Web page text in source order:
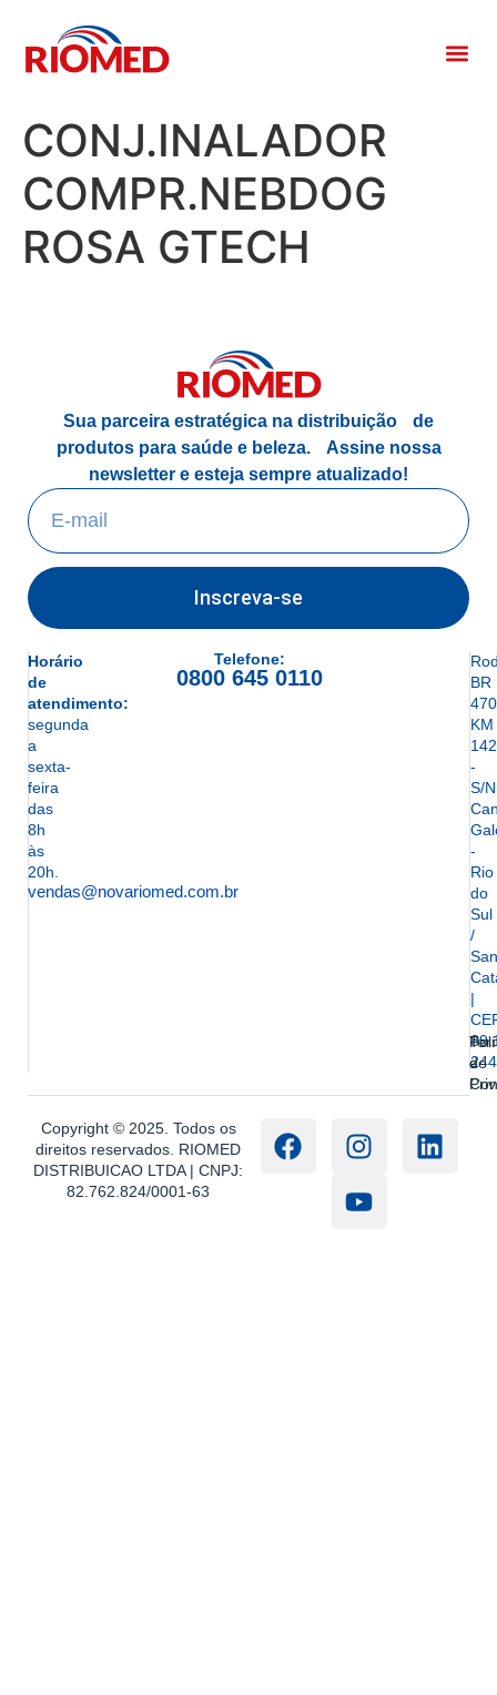
CONJ.INALADOR
COMPR.NEBDOG
ROSA GTECH
Sua parceira estratégica na distribuição de
produtos para saúde e beleza. Assine nossa
newsletter e esteja sempre atualizado!
Inscreva-se
Horário
de
atendimento:
segunda
a
sexta-
feira
das
8h
às
20h.
vendas@novariomed.com.br
Telefone:
0800 645 0110
BR
KM
142
-
S/
-
Rio
do
Sul
/
|
244
e
de
Copyright © 2025. Todos os
direitos reservados. RIOMED
DISTRIBUICAO LTDA | CNPJ:
82.762.824/0001-63